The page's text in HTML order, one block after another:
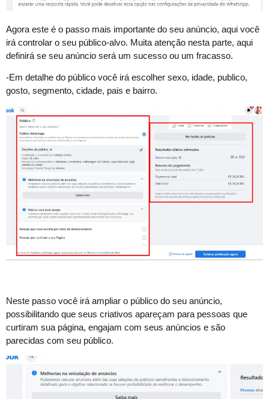
Agora este é o passo mais importante do seu anúncio, aqui você
irá controlar o seu público-alvo. Muita atenção nesta parte, aqui
definirá se seu anúncio será um sucesso ou um fracasso.
-Em detalhe do público você irá escolher sexo, idade, publico,
gosto, segmento, cidade, pais e bairro.
Neste passo você irá ampliar o público do seu anúncio,
possibilitando que seus criativos apareçam para pessoas que
curtiram sua página, engajam com seus anúncios e são
parecidas com seu público.